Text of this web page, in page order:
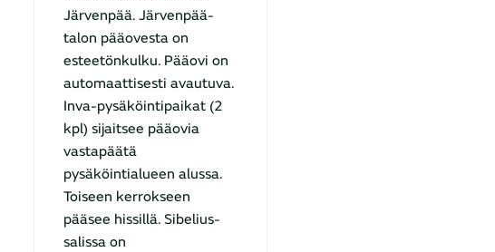
Järvenpää. Järvenpää-
talon pääovesta on
esteetönkulku. Pääovi on
automaattisesti avautuva.
Inva-pysäköintipaikat (2
kpl) sijaitsee pääovia
vastapäätä
pysäköintialueen alussa.
Toiseen kerrokseen
pääsee hissillä. Sibelius-
salissa on